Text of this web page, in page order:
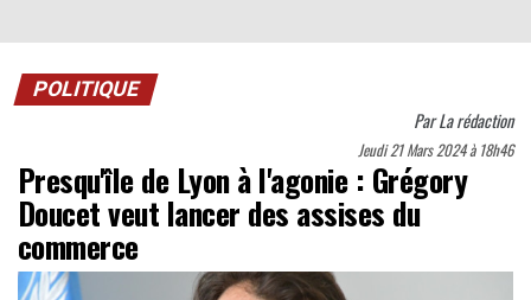
POLITIQUE
ParLa rédaction
Jeudi 21 Mars 2024 à 18h46
Presqu'île de Lyon à l'agonie : Grégory
Doucet veut lancer des assises du
commerce